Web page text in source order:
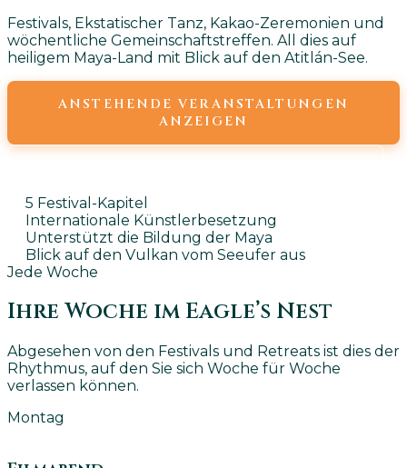
Festivals, Ekstatischer Tanz, Kakao-Zeremonien und
wöchentliche Gemeinschaftstreffen. All dies auf
heiligem Maya-Land mit Blick auf den Atitlán-See.
ANSTEHENDE VERANSTALTUNGEN
ANZEIGEN
5 Festival-Kapitel
Internationale Künstlerbesetzung
Unterstützt die Bildung der Maya
Blick auf den Vulkan vom Seeufer aus
Jede Woche
Ihre Woche im Eagle’s Nest
Abgesehen von den Festivals und Retreats ist dies der
Rhythmus, auf den Sie sich Woche für Woche
verlassen können.
Montag